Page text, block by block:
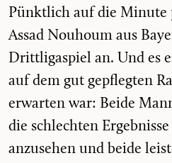
Pünktlich auf die Minute
Assad Nouhoum aus
Drittligaspiel an. Und es
auf dem gut gepflegten
erwarten war: Beide
die schlechten
anzusehen und beide